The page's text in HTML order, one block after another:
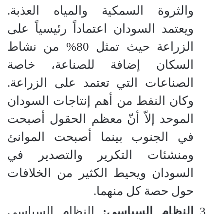
والثروة السمكية والمياه العذبة.
ويعتمد السودان اعتماداً رئيسياً على
الزراعة حيث تمثل 80% من نشاط
السكان إضافة للصناعة، خاصة
الصناعات التي تعتمد على الزراعة.
وكان النفط من أهم إنتاجات السودان
الموحد إلاّ أنّ معظم الحقول أصبحت
في الجنوب بينما أصبحت الموانئ
ومنشئات التكرير والتصدير في
السودان ويحيط الكثير من الخلافات
حول حصة كل منهما.